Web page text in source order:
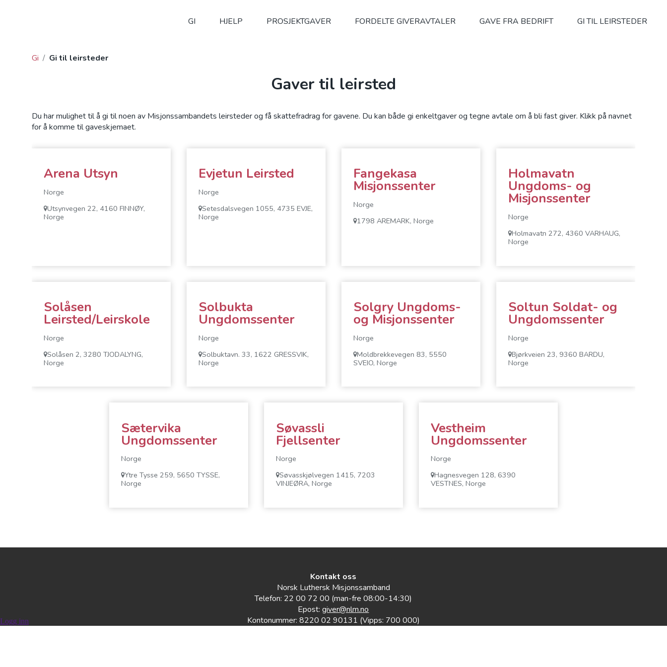
GI HJELP PROSJEKTGAVER FORDELTE GIVERAVTALER GAVE FRA BEDRIFT GI TIL LEIRSTEDER
Gi / Gi til leirsteder
Gaver til leirsted
Du har mulighet til å gi til noen av Misjonssambandets leirsteder og få skattefradrag for gavene. Du kan både gi enkeltgaver og tegne avtale om å bli fast giver. Klikk på navnet
for å komme til gaveskjemaet.
Arena Utsyn
Norge
Utsynvegen 22, 4160 FINNØY,
Norge
Evjetun Leirsted
Norge
Setesdalsvegen 1055, 4735 EVJE,
Norge
Fangekasa
Misjonssenter
Norge
1798 AREMARK, Norge
Holmavatn
Ungdoms- og
Misjonssenter
Norge
Holmavatn 272, 4360 VARHAUG,
Norge
Solåsen
Leirsted/Leirskole
Norge
Solåsen 2, 3280 TJODALYNG,
Norge
Solbukta
Ungdomssenter
Norge
Solbuktavn. 33, 1622 GRESSVIK,
Norge
Solgry Ungdoms-
og Misjonssenter
Norge
Moldbrekkevegen 83, 5550
SVEIO, Norge
Soltun Soldat- og
Ungdomssenter
Norge
Bjørkveien 23, 9360 BARDU,
Norge
Sætervika
Ungdomssenter
Norge
Ytre Tysse 259, 5650 TYSSE,
Norge
Søvassli
Fjellsenter
Norge
Søvasskjølvegen 1415, 7203
VINJEØRA, Norge
Vestheim
Ungdomssenter
Norge
Hagnesvegen 128, 6390
VESTNES, Norge
Kontakt oss
Norsk Luthersk Misjonssamband
Telefon: 22 00 72 00 (man-fre 08:00-14:30)
Epost:giver@nlm.no
Kontonummer: 8220 02 90131 (Vipps: 700 000)
Logg inn